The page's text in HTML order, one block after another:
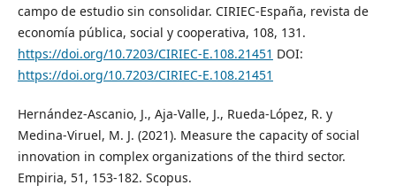
campo de estudio sin consolidar. CIRIEC-España, revista de
economía pública, social y cooperativa, 108, 131.
https://doi.org/10.7203/CIRIEC-E.108.21451 DOI:
https://doi.org/10.7203/CIRIEC-E.108.21451
Hernández-Ascanio, J., Aja-Valle, J., Rueda-López, R. y
Medina-Viruel, M. J. (2021). Measure the capacity of social
innovation in complex organizations of the third sector.
Empiria, 51, 153-182. Scopus.